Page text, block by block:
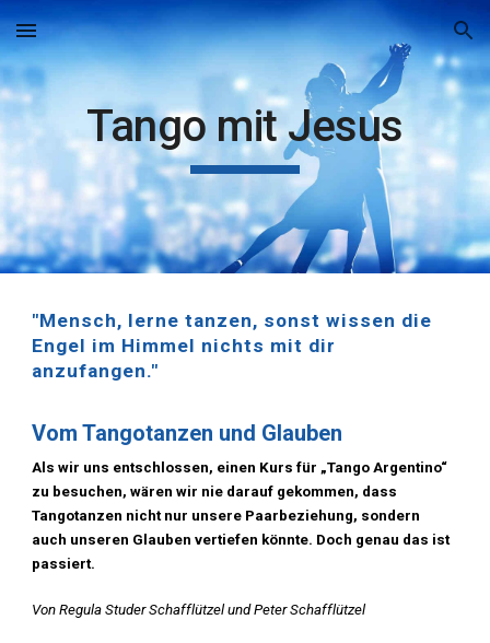
Skip to main content Skip to navigation
Tango mit Jesus
"Mensch, lerne tanzen, sonst wissen die
Engel im Himmel nichts mit dir
anzufangen."
Vom Tangotanzen und Glauben
Als wir uns entschlossen, einen Kurs für „Tango Argentino“
zu besuchen, wären wir nie darauf gekommen, dass
Tangotanzen nicht nur unsere Paarbeziehung, sondern
auch unseren Glauben vertiefen könnte. Doch genau das ist
passiert.
Von Regula Studer Schafflützel und Peter Schafflützel